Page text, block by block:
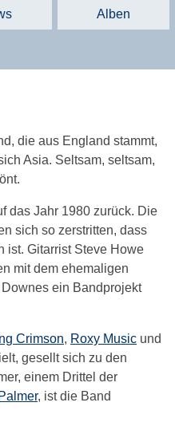
Alben
die aus England stammt,
Asia. Seltsam, seltsam,
das Jahr 1980 zurück. Die
sich so zerstritten, dass
ist. Gitarrist Steve Howe
mit dem ehemaligen
ein Bandprojekt
Crimson, Roxy Music und
gesellt sich zu den
einem Drittel der
, ist die Band